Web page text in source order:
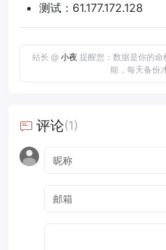
测试：61.177.172.128
站长 @ 小夜 提醒您：数据是你的
能，每天备份
评论(1)